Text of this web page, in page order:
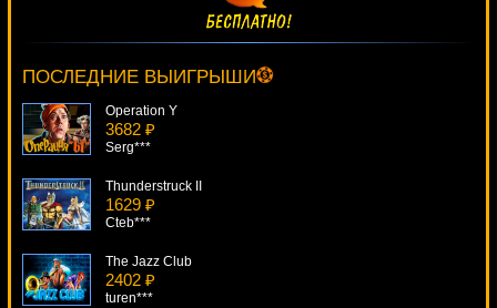
ПОСЛЕДНИЕ ВЫИГРЫШИ
beautif***
Operation Y
3682 ₽
Serg***
Thunderstruck II
1629 ₽
Cteb***
The Jazz Club
2402 ₽
turen***